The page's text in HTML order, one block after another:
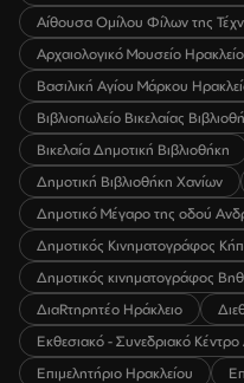
Αίθουσα Ομίλου Φίλων της
Αρχαιολογικό Μουσείο
Βασιλική Αγίου Μάρκου
Βιβλιοπωλείο Βικελαίας
Βικελαία Δημοτική Βιβλιοθήκη
Δημοτική Βιβλιοθήκη Χανίων
Δημοτικό Μέγαρο της οδού
Δημοτικός Κινηματογράφος
Δημοτικός κινηματογράφος
ΔιαRτηρητέο Ηράκλειο
Εκθεσιακό - Συνεδριακό
Επιμελητήριο Ηρακλείου